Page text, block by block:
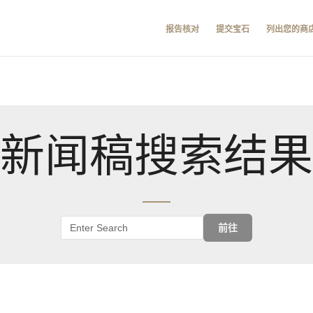
报告核对 提交宝石 列出您的商
新闻稿搜索结果
前往